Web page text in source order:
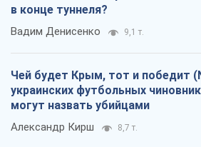
в конце туннеля?
Вадим Денисенко 9,1 т.
Чей будет Крым, тот и победит
украинских футбольных
могут назвать убийцами
Александр Кирш 8,7 т.